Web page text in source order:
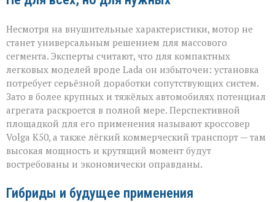
Несмотря на внушительные характеристики, мотор не
станет универсальным решением для массового
сегмента. Эксперты считают, что для компактных
легковых моделей вроде Lada он избыточен: установка
потребует серьёзной доработки сопутствующих систем.
Зато в более крупных и тяжёлых автомобилях потенциал
агрегата раскроется в полной мере. Перспективной
площадкой для его применения называют кроссовер
Volga К50, а также лёгкий коммерческий транспорт — там
высокая мощность и крутящий момент будут
востребованы и экономически оправданы.
Гибриды и будущее применения